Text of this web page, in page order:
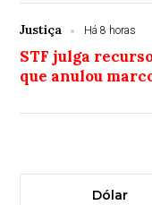
Justiça Há 8 horas
STF julga
que anulou
Dólar